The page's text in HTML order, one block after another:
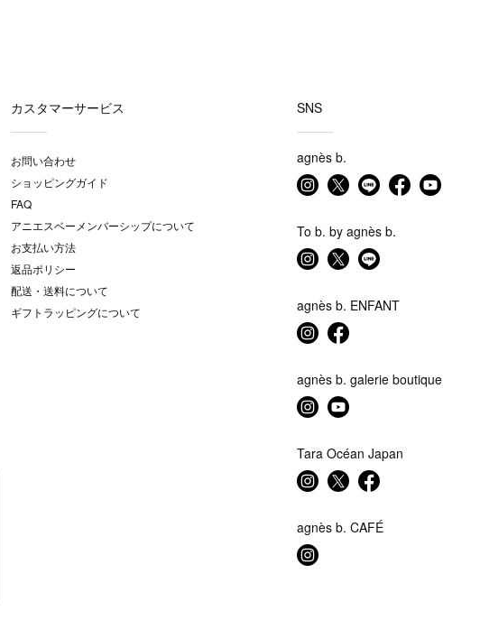
カスタマーサービス
お問い合わせ
ショッピングガイド
FAQ
アニエスベーメンバーシップについて
お支払い方法
返品ポリシー
配送・送料について
ギフトラッピングについて
SNS
agnès b.
To b. by agnès b.
agnès b. ENFANT
agnès b. galerie boutique
Tara Océan Japan
agnès b. CAFÉ